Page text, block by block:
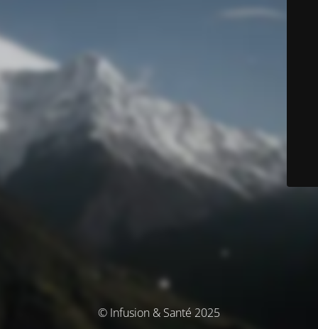
© Infusion & Santé 2025